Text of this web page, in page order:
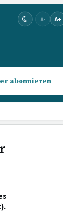
A- A+
abonnieren